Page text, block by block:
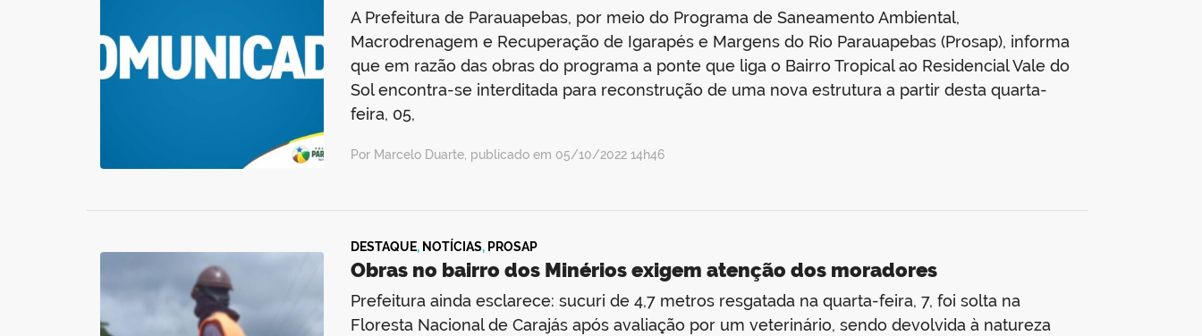
A Prefeitura de Parauapebas, por meio do Programa de Saneamento Ambiental,
Macrodrenagem e Recuperação de Igarapés e Margens do Rio Parauapebas (Prosap), informa
que em razão das obras do programa a ponte que liga o Bairro Tropical ao Residencial Vale do
Sol encontra-se interditada para reconstrução de uma nova estrutura a partir desta quarta-
feira, 05,
Por Marcelo Duarte, publicado em 05/10/2022 14h46
DESTAQUE, NOTÍCIAS, PROSAP
Obras no bairro dos Minérios exigem atenção dos moradores
Prefeitura ainda esclarece: sucuri de 4,7 metros resgatada na quarta-feira, 7, foi solta na
Floresta Nacional de Carajás após avaliação por um veterinário, sendo devolvida à natureza